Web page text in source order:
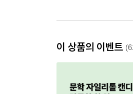
이 상품의 이벤트